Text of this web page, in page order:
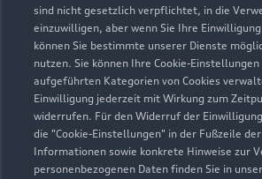
sind nicht gesetzlich verpflichtet, in die
einzuwilligen, aber wenn Sie Ihre
können Sie bestimmte unserer Dienste
nutzen. Sie können Ihre Cookie-
aufgeführten Kategorien von Cookies
Einwilligung jederzeit mit Wirkung zum
widerrufen. Für den Widerruf der
die "Cookie-Einstellungen" in der Fußzeile
Informationen sowie konkrete Hinweise zur
personenbezogenen Daten finden Sie in
Öffnungszeiten
Service
Geschlossen,öffnet am